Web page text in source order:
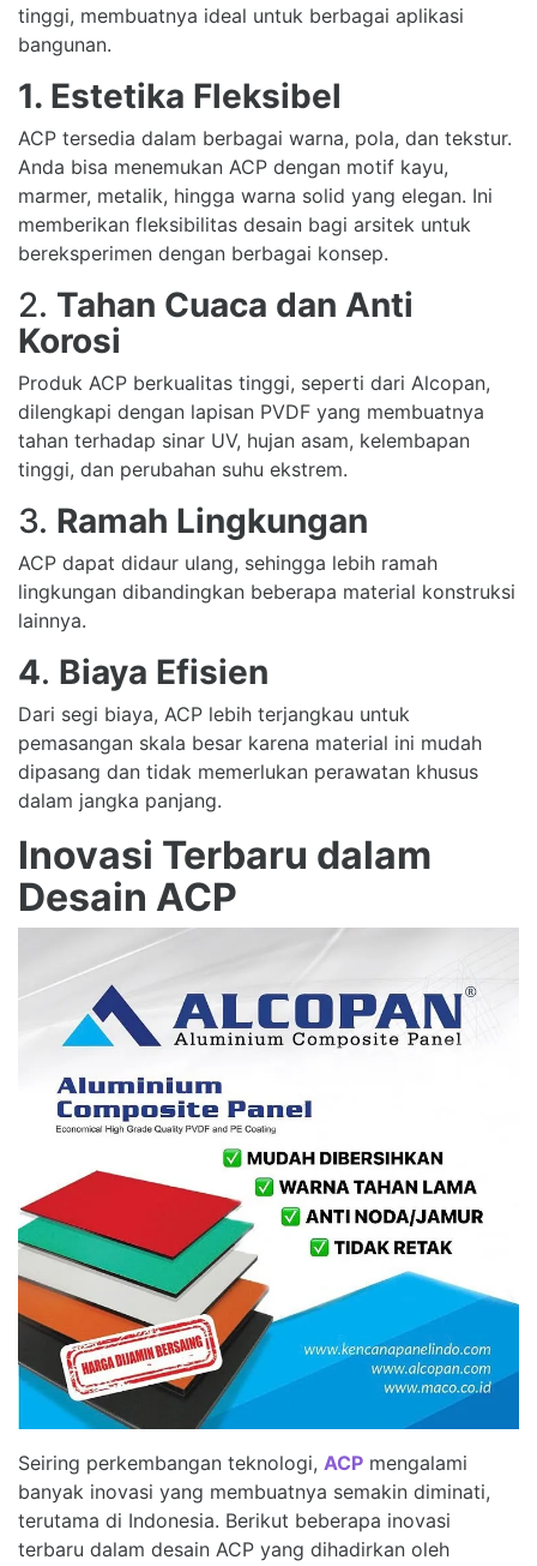
tinggi, membuatnya ideal untuk berbagai aplikasi
bangunan.
1. Estetika Fleksibel
ACP tersedia dalam berbagai warna, pola, dan tekstur.
Anda bisa menemukan ACP dengan motif kayu,
marmer, metalik, hingga warna solid yang elegan. Ini
memberikan fleksibilitas desain bagi arsitek untuk
bereksperimen dengan berbagai konsep.
2. Tahan Cuaca dan Anti
Korosi
Produk ACP berkualitas tinggi, seperti dari Alcopan,
dilengkapi dengan lapisan PVDF yang membuatnya
tahan terhadap sinar UV, hujan asam, kelembapan
tinggi, dan perubahan suhu ekstrem.
3. Ramah Lingkungan
ACP dapat didaur ulang, sehingga lebih ramah
lingkungan dibandingkan beberapa material konstruksi
lainnya.
4. Biaya Efisien
Dari segi biaya, ACP lebih terjangkau untuk
pemasangan skala besar karena material ini mudah
dipasang dan tidak memerlukan perawatan khusus
dalam jangka panjang.
Inovasi Terbaru dalam
Desain ACP
Seiring perkembangan teknologi, ACP mengalami
banyak inovasi yang membuatnya semakin diminati,
terutama di Indonesia. Berikut beberapa inovasi
terbaru dalam desain ACP yang dihadirkan oleh